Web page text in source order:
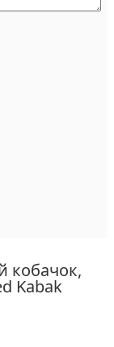
кобачок,
Kabak